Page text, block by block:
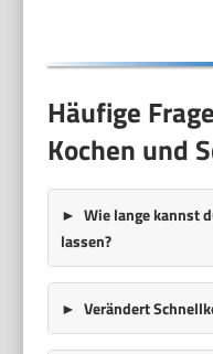
Häufige
Kochen und
Wie lange kannst
lassen?
Verändert